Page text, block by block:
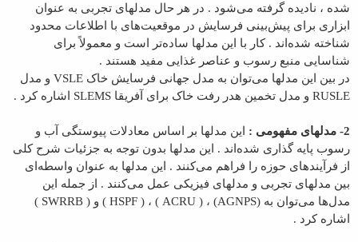
شده ، نادیده گرفته می‌شود . در هر حال مدلهای تجربی به عنوان
ابزاری برای پیش‌بینی فرسایش در موقعیت‌های با اطلاعات محدود
شناخته شده‌اند . کار با این مدلها ساده‌‌تر است و معمولاً برای
شناسایی منبع رسوب و عناصر غذایی مفید هستند .
در بین این مدلها می‌توان به مدل جهانی فرسایش خاک VSLE و مدل
RUSLE و مدل تخمین هدر رفت خاک برای آفریقا SLEMS اشاره کرد .
2- مدلهای مفهومی :
این مدلها بر اساس معادلات پیوستگی آب و
رسوب پایه گذاری شده‌اند . این مدلها بدون توجه به جزئیات شرح کلی
از فرآیندهای حوزه را فراهم می‌کنند . این مدلها به عنوان واسطه‌ای
بین مدلهای تجربی و مدلهای فیزیکی عمل می‌کنند . از جمله این
مدل‌ها می‌توان به (AGNPS) ، ( ACRU ) ، ( HSPF ) و ( SWRRB
)
اشاره کرد .